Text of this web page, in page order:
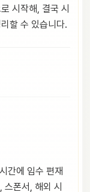
시작해, 결국 시
할 수 있습니다.
간에 임수 편재
폰서, 해외 시